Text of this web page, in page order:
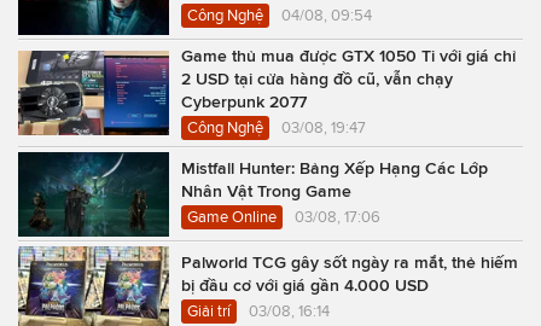
Công Nghệ 04/08, 09:54
Game thủ mua được GTX 1050 Ti với giá chỉ
2 USD tại cửa hàng đồ cũ, vẫn chạy
Cyberpunk 2077
Công Nghệ 03/08, 19:47
Mistfall Hunter: Bảng Xếp Hạng Các Lớp
Nhân Vật Trong Game
Game Online 03/08, 17:06
Palworld TCG gây sốt ngày ra mắt, thẻ hiếm
bị đầu cơ với giá gần 4.000 USD
Giải trí 03/08, 16:14